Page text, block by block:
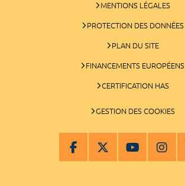
MENTIONS LÉGALES
PROTECTION DES DONNÉES
PLAN DU SITE
FINANCEMENTS EUROPÉENS
CERTIFICATION HAS
GESTION DES COOKIES